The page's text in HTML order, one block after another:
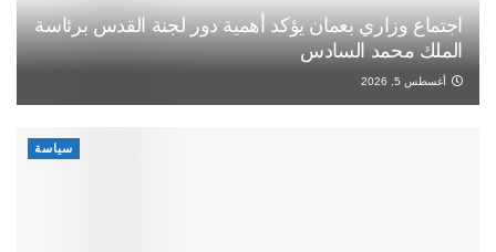
اجتماع وزاري بعمان يؤكد أهمية دور لجنة القدس برئاسة
الملك محمد السادس
أغسطس 5, 2026
سياسة